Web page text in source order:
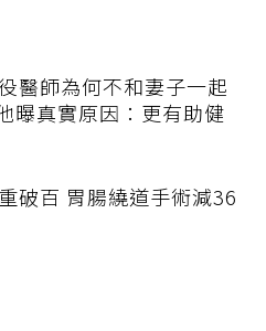
醫師為何不和妻子一起
曝真實原因：更有助健
破百 胃腸繞道手術減36